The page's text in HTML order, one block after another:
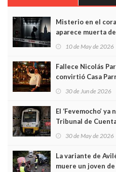
Misterio en el
aparece muerta
10 de May de 2026
Fallece Nicolás
convirtió Casa
30 de Jun de 2026
El ‘Fevemocho’
Tribunal de
30 de May de 2026
La variante de
muere un joven